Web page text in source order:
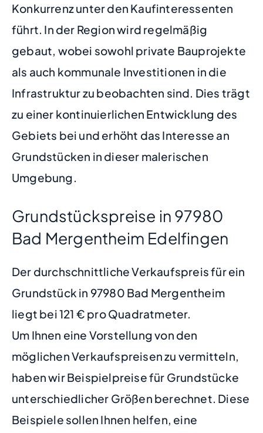
Konkurrenz unter den Kaufinteressenten
führt. In der Region wird regelmäßig
gebaut, wobei sowohl private Bauprojekte
als auch kommunale Investitionen in die
Infrastruktur zu beobachten sind. Dies trägt
zu einer kontinuierlichen Entwicklung des
Gebiets bei und erhöht das Interesse an
Grundstücken in dieser malerischen
Umgebung.
Grundstückspreise in 97980
Bad Mergentheim Edelfingen
Der durchschnittliche Verkaufspreis für ein
Grundstück in 97980 Bad Mergentheim
liegt bei 121 € pro Quadratmeter.
Um Ihnen eine Vorstellung von den
möglichen Verkaufspreisen zu vermitteln,
haben wir Beispielpreise für Grundstücke
unterschiedlicher Größen berechnet. Diese
Beispiele sollen Ihnen helfen, eine